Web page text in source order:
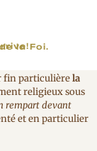
la Foi.
fin particulièrela
religieux sous
rempart devant
et en particulier